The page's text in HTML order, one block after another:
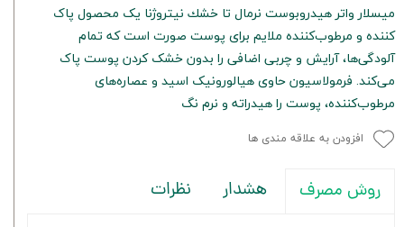
ميسلار واتر هيدروبوست نرمال تا خشك نيتروژنا یک محصول پاک
کننده و مرطوب‌کننده ملایم برای پوست صورت است که تمام
آلودگی‌ها، آرایش و چربی اضافی را بدون خشک کردن پوست پاک
می‌کند. فرمولاسیون حاوی هیالورونیک اسید و عصاره‌های
مرطوب‌کننده، پوست را هیدراته و نرم نگ
افزودن به علاقه مندی ها
روش مصرف هشدار نظرات